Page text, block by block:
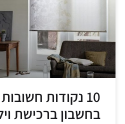
10 נקודות
בחשבון ברכישת